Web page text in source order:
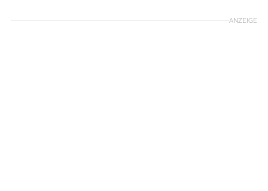
ANZEIGE